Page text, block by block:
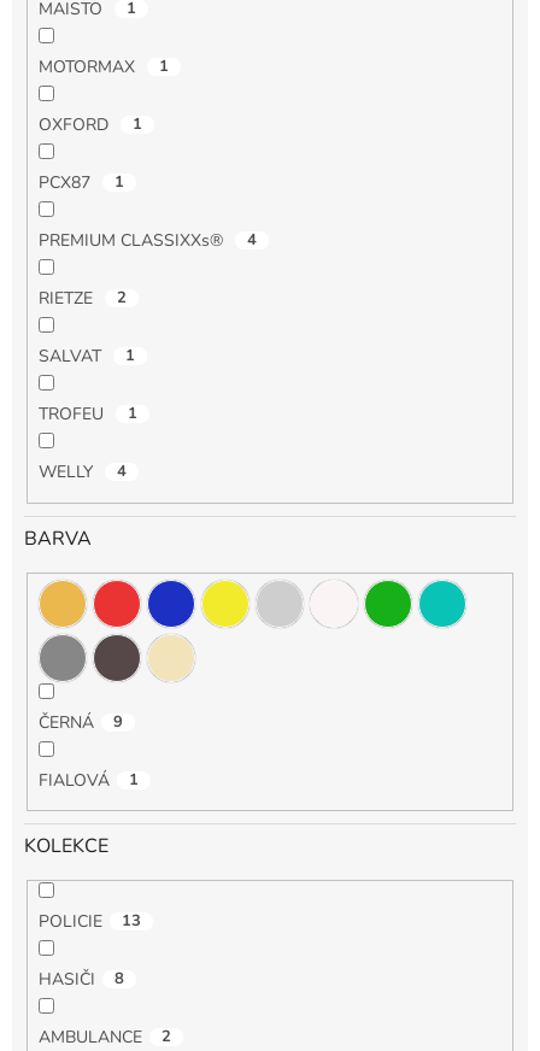
MAISTO 1
MOTORMAX 1
OXFORD 1
PCX87 1
PREMIUM CLASSIXXs® 4
RIETZE 2
SALVAT 1
TROFEU 1
WELLY 4
BARVA
ČERNÁ 9
FIALOVÁ 1
KOLEKCE
POLICIE 13
HASIČI 8
AMBULANCE 2